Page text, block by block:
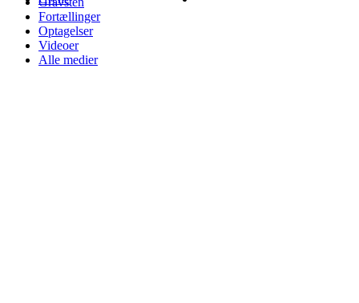
Fortællinger
Optagelser
Videoer
Alle medier